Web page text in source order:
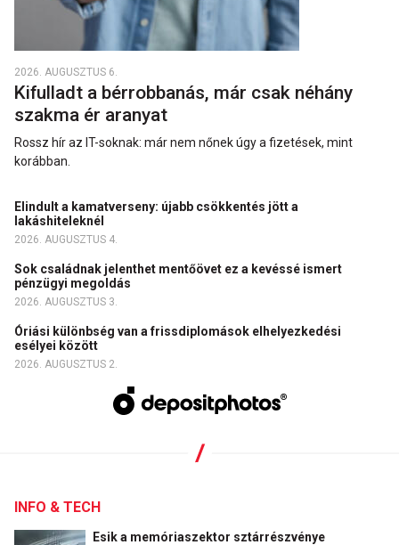
2026. AUGUSZTUS 6.
Kifulladt a bérrobbanás, már csak néhány
szakma ér aranyat
Rossz hír az IT-soknak: már nem nőnek úgy a fizetések, mint
korábban.
Elindult a kamatverseny: újabb csökkentés jött a
lakáshiteleknél
2026. AUGUSZTUS 4.
Sok családnak jelenthet mentőövet ez a kevéssé ismert
pénzügyi megoldás
2026. AUGUSZTUS 3.
Óriási különbség van a frissdiplomások elhelyezkedési
esélyei között
2026. AUGUSZTUS 2.
INFO & TECH
Esik a memóriaszektor sztárrészvénye